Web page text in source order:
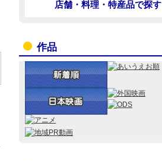
店舗・料理・特産品で探す
作品